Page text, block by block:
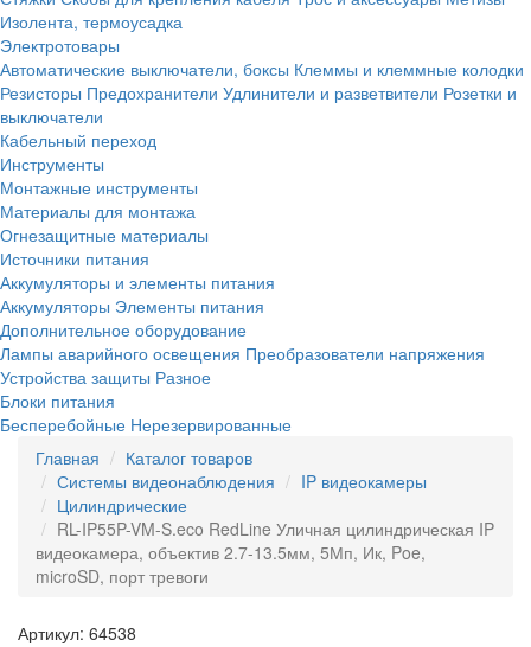
Изолента, термоусадка
Электротовары
Автоматические выключатели, боксы Клеммы и клеммные колодки
Резисторы Предохранители Удлинители и разветвители Розетки и
выключатели
Кабельный переход
Инструменты
Монтажные инструменты
Материалы для монтажа
Огнезащитные материалы
Источники питания
Аккумуляторы и элементы питания
Аккумуляторы Элементы питания
Дополнительное оборудование
Лампы аварийного освещения Преобразователи напряжения
Устройства защиты Разное
Блоки питания
Бесперебойные Нерезервированные
Главная
Каталог товаров
Системы видеонаблюдения
IP видеокамеры
Цилиндрические
RL-IP55P-VM-S.eco RedLine Уличная цилиндрическая IP
видеокамера, объектив 2.7-13.5мм, 5Мп, Ик, Poe,
microSD, порт тревоги
Артикул: 64538